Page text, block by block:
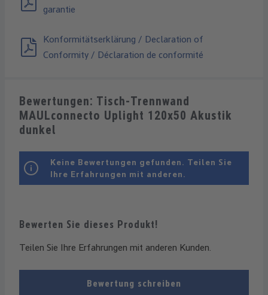
garantie
Konformitätserklärung / Declaration of
Conformity / Déclaration de conformité
Bewertungen: Tisch-Trennwand
MAULconnecto Uplight 120x50 Akustik
dunkel
Bewerten Sie dieses Produkt!
Teilen Sie Ihre Erfahrungen mit anderen Kunden.
Bewertung schreiben
Keine Bewertungen gefunden. Teilen Sie
Ihre Erfahrungen mit anderen.